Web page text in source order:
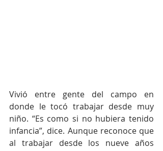
Vivió entre gente del campo en
donde le tocó trabajar desde muy
niño. “Es como si no hubiera tenido
infancia”, dice. Aunque reconoce que
al trabajar desde los nueve años